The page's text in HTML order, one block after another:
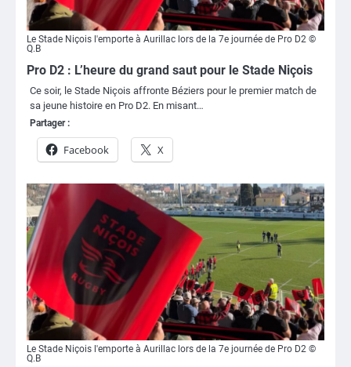
Le Stade Niçois l'emporte à Aurillac lors de la 7e journée de Pro D2 ©
Q.B
Pro D2 : L’heure du grand saut pour le Stade Niçois
Ce soir, le Stade Niçois affronte Béziers pour le premier match de
sa jeune histoire en Pro D2. En misant…
Partager :
Facebook X
Le Stade Niçois l'emporte à Aurillac lors de la 7e journée de Pro D2 ©
Q.B